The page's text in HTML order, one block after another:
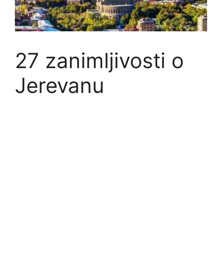
27 zanimljivosti o
Jerevanu